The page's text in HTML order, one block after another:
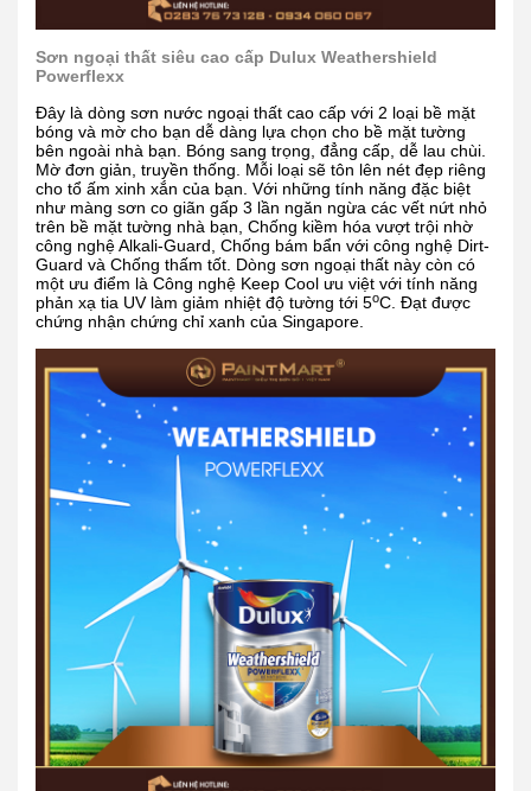
Sơn ngoại thất siêu cao cấp Dulux Weathershield
Powerflexx
Đây là dòng sơn nước ngoại thất cao cấp với 2 loại bề mặt
bóng và mờ cho bạn dễ dàng lựa chọn cho bề mặt tường
bên ngoài nhà bạn. Bóng sang trọng, đẳng cấp, dễ lau chùi.
Mờ đơn giản, truyền thống. Mỗi loại sẽ tôn lên nét đẹp riêng
cho tổ ấm xinh xắn của bạn. Với những tính năng đặc biệt
như màng sơn co giãn gấp 3 lần ngăn ngừa các vết nứt nhỏ
trên bề mặt tường nhà bạn, Chống kiềm hóa vượt trội nhờ
công nghệ Alkali-Guard, Chống bám bẩn với công nghệ Dirt-
Guard và Chống thấm tốt. Dòng sơn ngoại thất này còn có
một ưu điểm là Công nghệ Keep Cool ưu việt với tính năng
phản xạ tia UV làm giảm nhiệt độ tường tới 5oC. Đạt được
chứng nhận chứng chỉ xanh của Singapore.